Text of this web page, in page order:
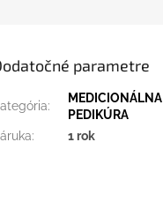
parametre
:
MEDICIONÁLNA
PEDIKÚRA
: 1 rok